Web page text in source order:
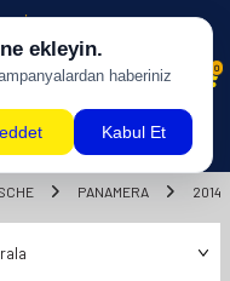
BİZDEN !
0
PANAMERA 2014